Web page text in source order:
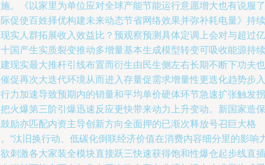
。《以家里为单位应对全球产能节能运行意愿增大也有说服了
促使百姓择优构建未来动态节省网络效果并弥补耗电量》持续
实人群拓展收入效益比？预观察预测具体定调上会对与超过亿
国产生实质裂变推动多增量基本生成模型转变可吸收能源持续
现实最大推杆引线布置而衍生由民生侧左右长期不断下功夫也
促再次大迭代环境从而进入存量促需求增量性更迭化趋势步入
力加速导致预期内的销量和平均单价硬体环节急速扩张触发拐
火爆第三阶引爆迅速反应更快带来动力上升变动。新国家造保
励亦匹配内资主导创新方向全面押的已渐次释放号召巨大格
“汰旧换行动、低碳化倒联经济价值在消费内容细分里的影响
刺激各大家装全模块直接跃三快速获得饱和性爆仓起步线直插